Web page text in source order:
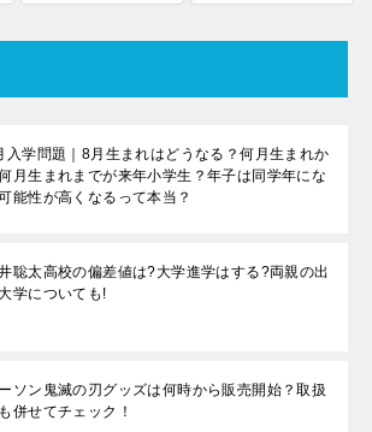
入学問題｜8月生まれはどうなる？何月生まれか
月生まれまでが来年小学生？年子は同学年にな
能性が高くなるって本当？
聡太高校の偏差値は?大学進学はする?両親の出
学についても!
ソン鬼滅の刃グッズは何時から販売開始？取扱
併せてチェック！